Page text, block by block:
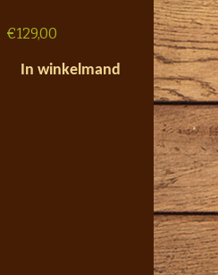
€129,00
In winkelmand